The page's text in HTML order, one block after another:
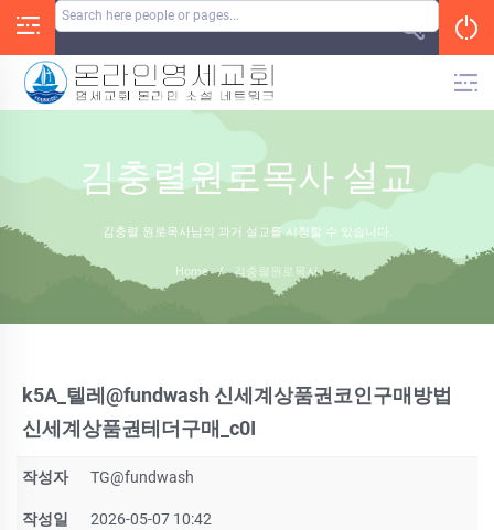
김충렬원로목사 설교
김충렬 원로목사님의 과거 설교를 시청할 수 있습니다.
Home / 김충렬원로목사
k5A_텔레@fundwash 신세계상품권코인구매방법
신세계상품권테더구매_c0I
작성자 TG@fundwash
작성일 2026-05-07 10:42